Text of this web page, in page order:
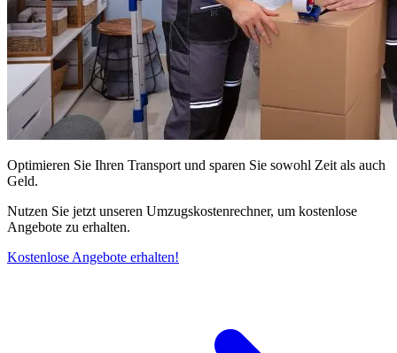
Optimieren Sie Ihren Transport und sparen Sie sowohl Zeit als auch
Geld.
Nutzen Sie jetzt unseren Umzugskostenrechner, um kostenlose
Angebote zu erhalten.
Kostenlose Angebote erhalten!